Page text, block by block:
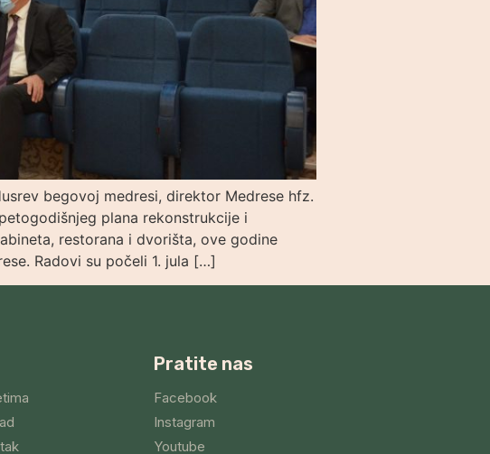
begovoj medresi, direktor Medrese hfz.
plana rekonstrukcije i
restorana i dvorišta, ove godine
Radovi su počeli 1. jula […]
Pratite nas
Facebook
Instagram
Youtube